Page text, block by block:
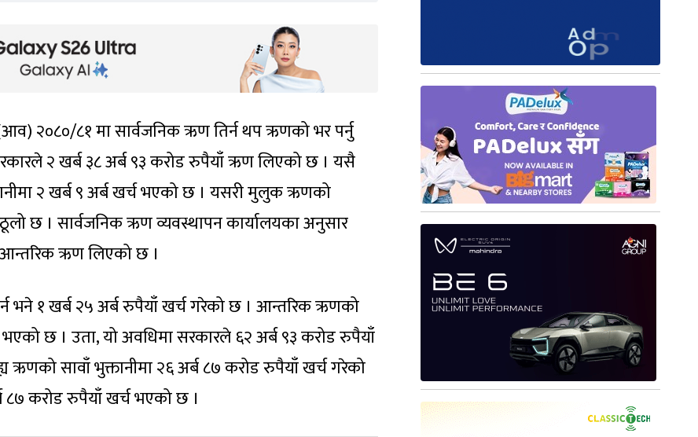
२०८०/८१ मा सार्वजनिक ऋण तिर्न थप ऋणको भर पर्नु
२ खर्ब ३८ अर्ब ९३ करोड रुपैयाँ ऋण लिएको छ । यसै
२ खर्ब ९ अर्ब खर्च भएको छ । यसरी मुलुक ऋणको
छ । सार्वजनिक ऋण व्यवस्थापन कार्यालयका अनुसार
ऋण लिएको छ ।
भने १ खर्ब २५ अर्ब रुपैयाँ खर्च गरेको छ । आन्तरिक ऋणको
भएको छ । उता, यो अवधिमा सरकारले ६२ अर्ब ९३ करोड रुपैयाँ
सावाँ भुक्तानीमा २६ अर्ब ८७ करोड रुपैयाँ खर्च गरेको
८७ करोड रुपैयाँ खर्च भएको छ ।